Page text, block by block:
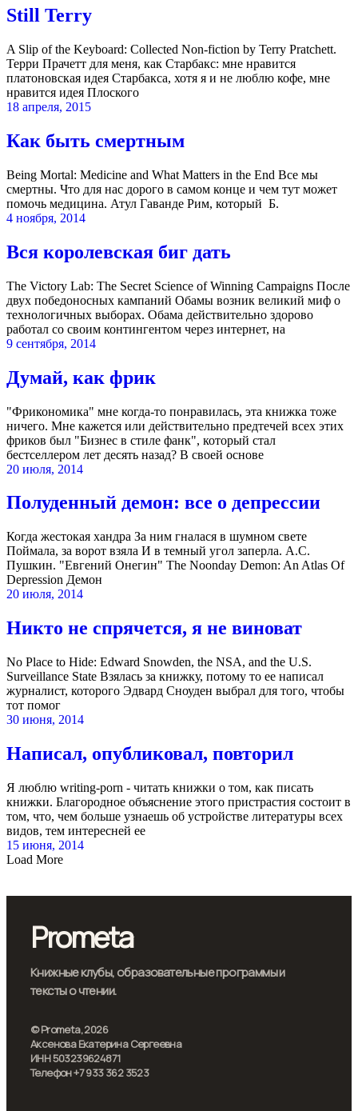
Still Terry
A Slip of the Keyboard: Collected Non-fiction by Terry Pratchett.
Терри Прачетт для меня, как Старбакс: мне нравится
платоновская идея Старбакса, хотя я и не люблю кофе, мне
нравится идея Плоского
18 апреля, 2015
Как быть смертным
Being Mortal: Medicine and What Matters in the End Все мы
смертны. Что для нас дорого в самом конце и чем тут может
помочь медицина. Атул Гаванде Рим, который Б.
4 ноября, 2014
Вся королевская биг дать
The Victory Lab: The Secret Science of Winning Campaigns После
двух победоносных кампаний Обамы возник великий миф о
технологичных выборах. Обама действительно здорово
работал со своим контингентом через интернет, на
9 сентября, 2014
Думай, как фрик
"Фрикономика" мне когда-то понравилась, эта книжка тоже
ничего. Мне кажется или действительно предтечей всех этих
фриков был "Бизнес в стиле фанк", который стал
бестселлером лет десять назад? В своей основе
20 июля, 2014
Полуденный демон: все о депрессии
Когда жестокая хандра За ним гналася в шумном свете
Поймала, за ворот взяла И в темный угол заперла. А.С.
Пушкин. "Евгений Онегин" The Noonday Demon: An Atlas Of
Depression Демон
20 июля, 2014
Никто не спрячется, я не виноват
No Place to Hide: Edward Snowden, the NSA, and the U.S.
Surveillance State Взялась за книжку, потому то ее написал
журналист, которого Эдвард Сноуден выбрал для того, чтобы
тот помог
30 июня, 2014
Написал, опубликовал, повторил
Я люблю writing-porn - читать книжки о том, как писать
книжки. Благородное объяснение этого пристрастия состоит в
том, что, чем больше узнаешь об устройстве литературы всех
видов, тем интересней ее
15 июня, 2014
Load More
Prometa
Книжные клубы, образовательные программы и
тексты о чтении.
© Prometa, 2026
Аксенова Екатерина Сергеевна
ИНН 503239624871
Телефон +7 933 362 3523